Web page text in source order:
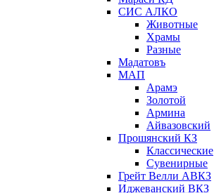
СИС АЛКО
Животные
Храмы
Разные
Мадатовъ
МАП
Арамэ
Золотой
Армина
Айвазовский
Прошянский КЗ
Классические
Сувенирные
Грейт Велли АВКЗ
Иджеванский ВКЗ